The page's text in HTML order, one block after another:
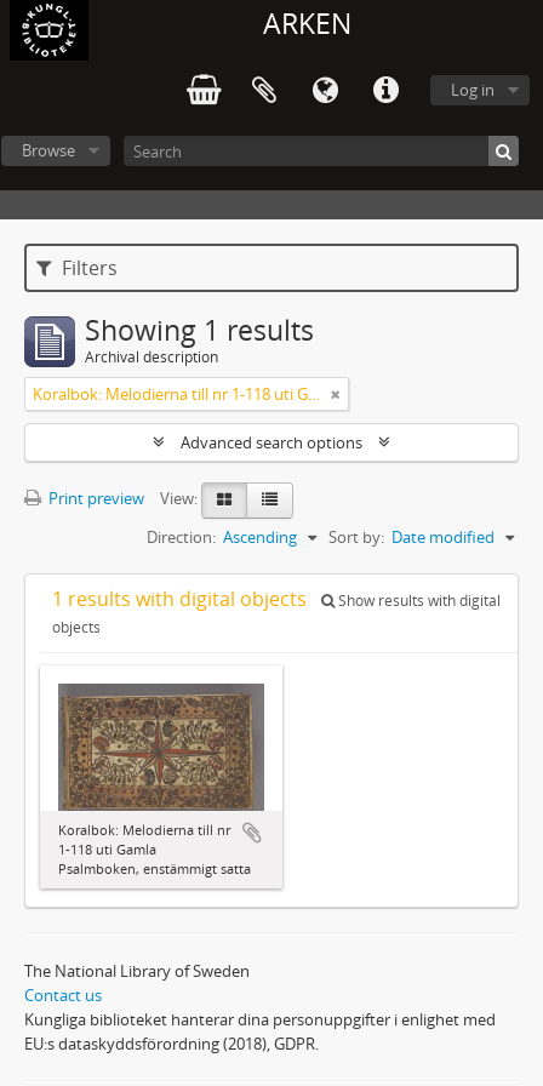
ARKEN
Log in
Browse
Filters
Showing 1 results
Archival description
Koralbok: Melodierna till nr 1-118 uti Gamla Psalmboken, enstämmigt satta
Advanced search options
Print preview
View:
Sort by: Date modified
Direction: Ascending
1 results with digital objects
Show results with digital
objects
Koralbok: Melodierna till nr
1-118 uti Gamla
Psalmboken, enstämmigt satta
The National Library of Sweden
Contact us
Kungliga biblioteket hanterar dina personuppgifter i enlighet med
EU:s dataskyddsförordning (2018), GDPR.